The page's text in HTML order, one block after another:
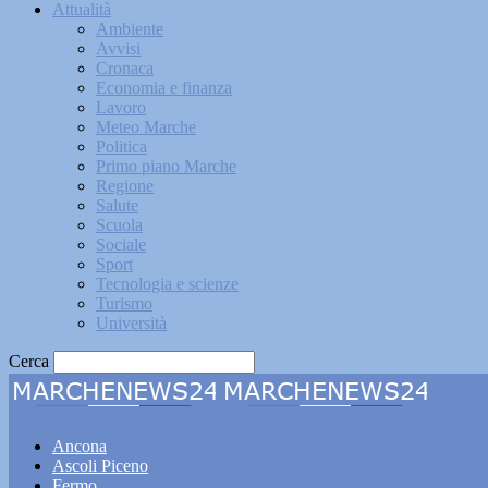
Attualità
Ambiente
Avvisi
Cronaca
Economia e finanza
Lavoro
Meteo Marche
Politica
Primo piano Marche
Regione
Salute
Scuola
Sociale
Sport
Tecnologia e scienze
Turismo
Università
Cerca
Ancona
Ascoli Piceno